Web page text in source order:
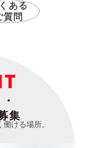
ある
質問
集
ける場所。